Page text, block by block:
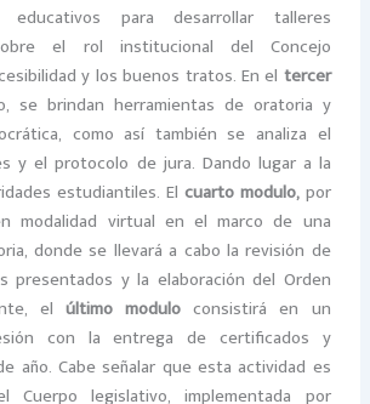
educativos para desarrollar talleres
el rol institucional del Concejo
y los buenos tratos. En el tercer
se brindan herramientas de oratoria y
como así también se analiza el
y el protocolo de jura. Dando lugar a la
estudiantiles. El cuarto modulo, por
modalidad virtual en el marco de una
donde se llevará a cabo la revisión de
presentados y la elaboración del Orden
el último moduloconsistirá en un
con la entrega de certificados y
año. Cabe señalar que esta actividad es
Cuerpo legislativo, implementada por